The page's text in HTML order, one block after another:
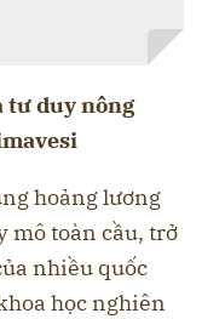
tư duy nông
hoảng lương
mô toàn cầu, trở
nhiều quốc
học nghiên